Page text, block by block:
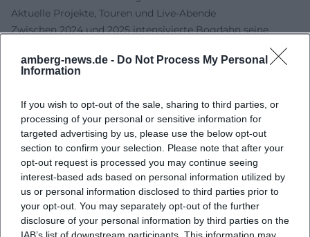
amberg-news.de - Do Not Process My Personal
Information
If you wish to opt-out of the sale, sharing to third parties, or
processing of your personal or sensitive information for
targeted advertising by us, please use the below opt-out
section to confirm your selection. Please note that after your
opt-out request is processed you may continue seeing
interest-based ads based on personal information utilized by
us or personal information disclosed to third parties prior to
your opt-out. You may separately opt-out of the further
disclosure of your personal information by third parties on the
IAB’s list of downstream participants. This information may
Aktuelle Projekte, Touren und Live-Abende
Zwischen 2024 und 2025 intensivierte Bogdahn seine
Lesereisen zu „Unter den Wolken“ – mit Abenden, die mehr
können als reines Vorlesen: Erzählpassagen, spontane
präsent: Interviews und Talks dokumentieren, wie er
kulturelle, gesellschaftliche und sportliche Themen in
Echtzeit kontextualisiert. Einzelne Zündfunk-
Sonderausgaben kommen zusätzlich als Live-Events auf
Bühnen – dort, wo Popgeschichte als Gegenwartserlebnis
hörbar wird.
Für Musikliebhaberinnen und -liebhaber sind diese Termine
wertvoll: Sie erleben kuratorische Arbeit unmittelbar,